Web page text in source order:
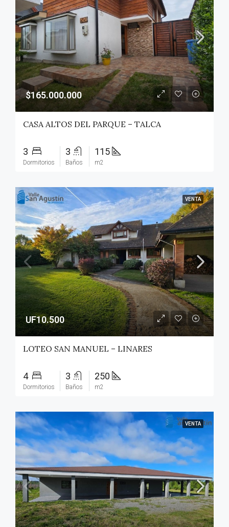
$165.000.000
CASA ALTOS DEL PARQUE – TALCA
3
Dormitorios
3
Baños
115
m2
VENTA
UF10.500
LOTEO SAN MANUEL – LINARES
4
Dormitorios
3
Baños
250
m2
VENTA